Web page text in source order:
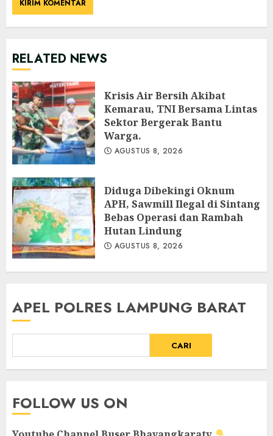
RELATED NEWS
Krisis Air Bersih Akibat
Kemarau, TNI Bersama Lintas
Sektor Bergerak Bantu
Warga.
AGUSTUS 8, 2026
Diduga Dibekingi Oknum
APH, Sawmill Ilegal di Sintang
Bebas Operasi dan Rambah
Hutan Lindung
AGUSTUS 8, 2026
APEL POLRES LAMPUNG BARAT
CARI
FOLLOW US ON